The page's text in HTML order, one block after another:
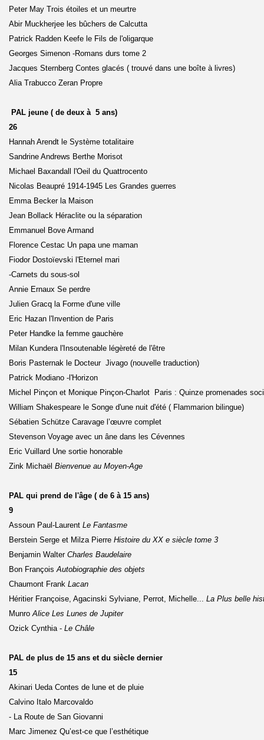
Peter May Trois étoiles et un meurtre
Abir Muckherjee les bûchers de Calcutta
Patrick Radden Keefe le Fils de l'oligarque
Georges Simenon -Romans durs tome 2
Jacques Sternberg Contes glacés ( trouvé dans une boîte à livres)
Alia Trabucco Zeran Propre
PAL jeune ( de deux à 5 ans)
26
Hannah Arendt le Système totalitaire
Sandrine Andrews Berthe Morisot
Michael Baxandall l'Oeil du Quattrocento
Nicolas Beaupré 1914-1945 Les Grandes guerres
Emma Becker la Maison
Jean Bollack Héraclite ou la séparation
Emmanuel Bove Armand
Florence Cestac Un papa une maman
Fiodor Dostoïevski l'Eternel mari
-Carnets du sous-sol
Annie Ernaux Se perdre
Julien Gracq la Forme d'une ville
Eric Hazan l'Invention de Paris
Peter Handke la femme gauchère
Milan Kundera l'Insoutenable légèreté de l'être
Boris Pasternak le Docteur Jivago (nouvelle traduction)
Patrick Modiano -l'Horizon
Michel Pinçon et Monique Pinçon-Charlot Paris : Quinze promenades
William Shakespeare le Songe d'une nuit d'été ( Flammarion bilingue)
Sébatien Schütze Caravage l’œuvre complet
Stevenson Voyage avec un âne dans les Cévennes
Eric Vuillard Une sortie honorable
Zink Michaël Bienvenue au Moyen-Age
PAL qui prend de l'âge ( de 6 à 15 ans)
9
Assoun Paul-Laurent Le Fantasme
Berstein Serge et Milza Pierre Histoire du XX e siècle tome 3
Benjamin Walter Charles Baudelaire
Bon FrançoisAutobiographie des objets
Chaumont Frank Lacan
Héritier Françoise, Agacinski Sylviane, Perrot, Michelle... La Plus belle
Munro Alice Les Lunes de Jupiter
Ozick Cynthia - Le Châle
PAL de plus de 15 ans et du siècle dernier
15
Akinari Ueda Contes de lune et de pluie
Calvino Italo Marcovaldo
- La Route de San Giovanni
Marc Jimenez Qu’est-ce que l’esthétique